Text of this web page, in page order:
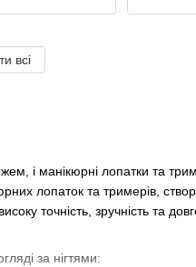
і манікюрні лопатки та
лопаток та тримерів,
точність, зручність та
за нігтями:
всі